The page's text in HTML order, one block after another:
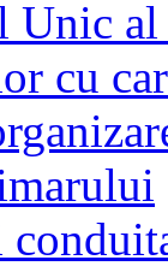
al
cu